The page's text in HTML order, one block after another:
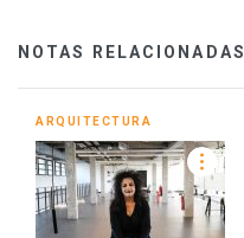
NOTAS RELACIONADAS
ARQUITECTURA